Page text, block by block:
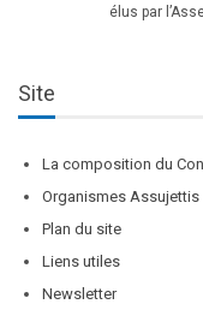
élus par
Site
La composition du
Organismes Assujettis
Plan du site
Liens utiles
Newsletter